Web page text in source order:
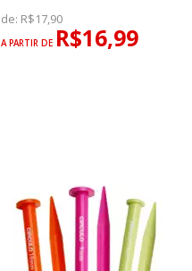
de: R$17,90
A PARTIR DE R$16,99